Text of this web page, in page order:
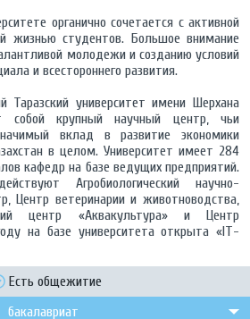
органично сочетается с активной
жизнью студентов. Большое внимание
молодежи и созданию условий
и всестороннего развития.
Таразский университет имени Шерхана
собой крупный научный центр, чьи
вклад в развитие экономики
в целом. Университет имеет 284
кафедр на базе ведущих предприятий.
Агробиологический научно-
Центр ветеринарии и животноводства,
центр «Аквакультура» и Центр
на базе университета открыта «IT-
Есть общежитие
бакалавриат